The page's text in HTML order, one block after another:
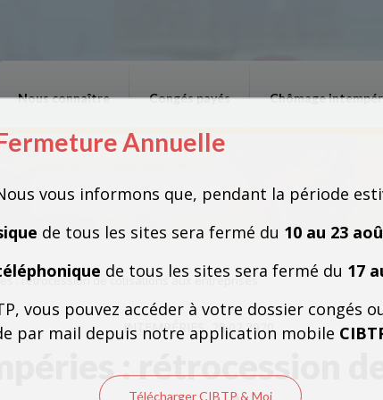
Nous connaître Congés payés Chômage
: rétrocession de cotisations aux entreprises
INTEMPÉRIES 28.02.2020
: rétrocession
Annuelle
vous informons que, pendant la période
de tous les sites sera fermé du 10 au 23
de tous les sites sera fermé du 17
vous pouvez accéder à votre dossier congés
par mail depuis notre application mobile
Télécharger CIBTP & Moi